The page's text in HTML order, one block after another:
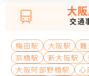
大
交通
梅田駅 大阪駅
京橋駅
新大阪駅
大阪阿部野橋駅
心